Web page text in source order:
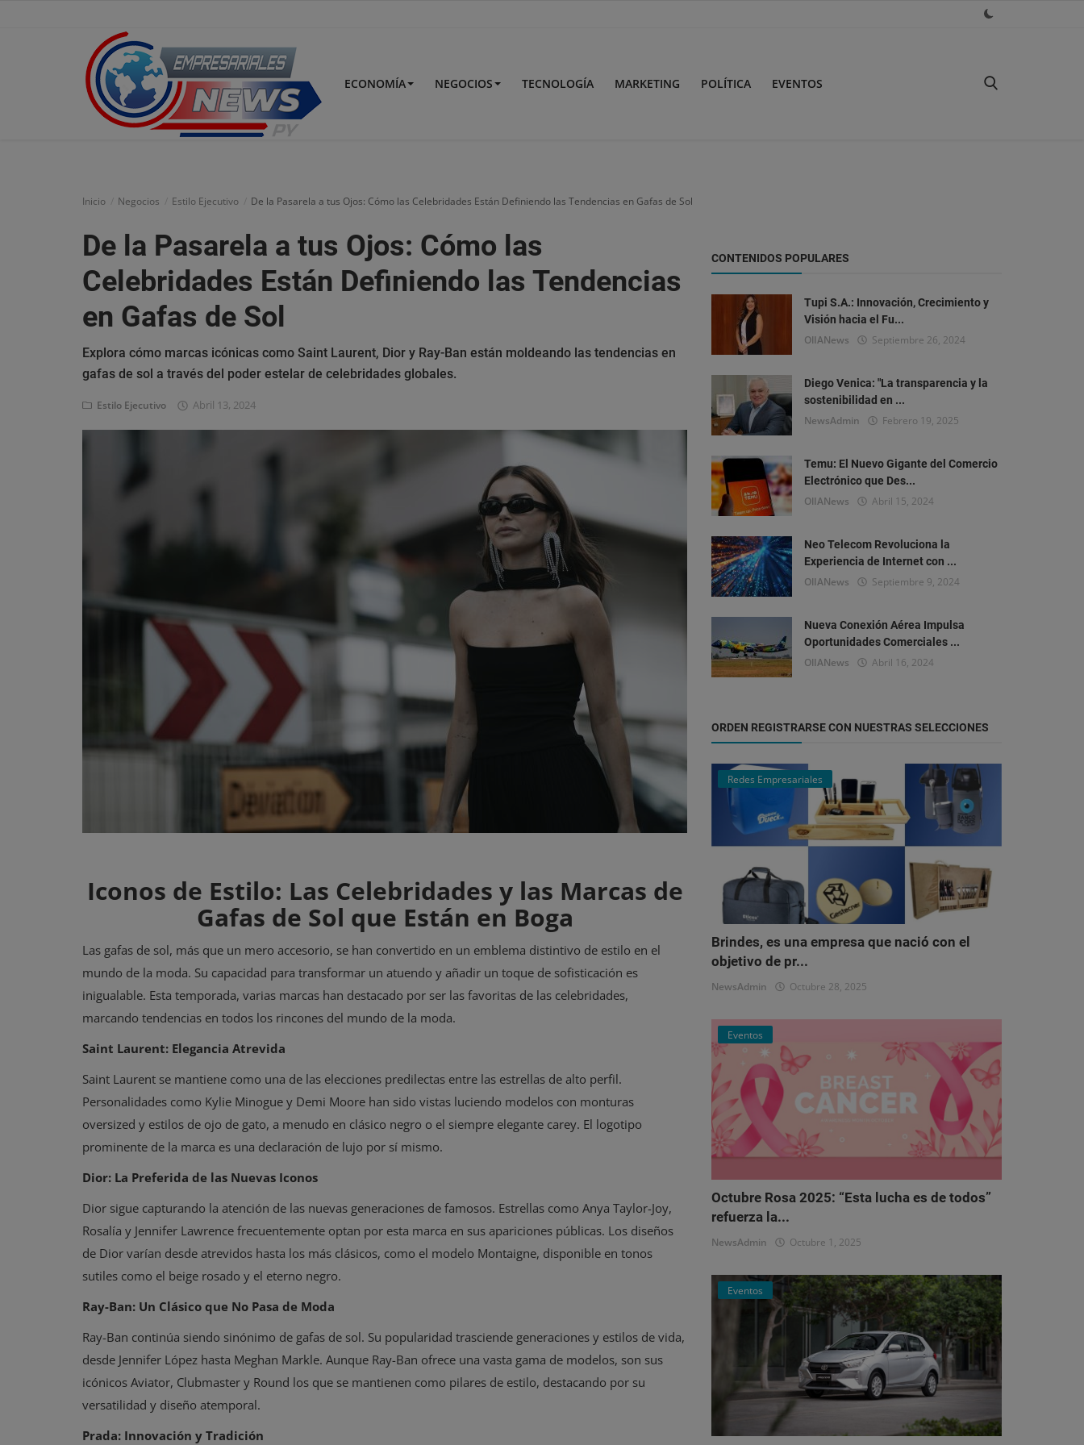
ECONOMÍA NEGOCIOS TECNOLOGÍA MARKETING POLÍTICA EVENTOS
Inicio Negocios Estilo Ejecutivo De la Pasarela a tus Ojos: Cómo las Celebridades Están Definiendo las Tendencias en Gafas de Sol
De la Pasarela a tus Ojos: Cómo las
Celebridades Están Definiendo las Tendencias
en Gafas de Sol
Explora cómo marcas icónicas como Saint Laurent, Dior y Ray-Ban están moldeando las tendencias en
gafas de sol a través del poder estelar de celebridades globales.
Estilo Ejecutivo Abril 13, 2024
Iconos de Estilo: Las Celebridades y las Marcas de
Gafas de Sol que Están en Boga
Las gafas de sol, más que un mero accesorio, se han convertido en un emblema distintivo de estilo en el
mundo de la moda. Su capacidad para transformar un atuendo y añadir un toque de sofisticación es
inigualable. Esta temporada, varias marcas han destacado por ser las favoritas de las celebridades,
marcando tendencias en todos los rincones del mundo de la moda.
Saint Laurent: Elegancia Atrevida
Saint Laurent se mantiene como una de las elecciones predilectas entre las estrellas de alto perfil.
Personalidades como Kylie Minogue y Demi Moore han sido vistas luciendo modelos con monturas
oversized y estilos de ojo de gato, a menudo en clásico negro o el siempre elegante carey. El logotipo
prominente de la marca es una declaración de lujo por sí mismo.
Dior: La Preferida de las Nuevas Iconos
Dior sigue capturando la atención de las nuevas generaciones de famosos. Estrellas como Anya Taylor-Joy,
Rosalía y Jennifer Lawrence frecuentemente optan por esta marca en sus apariciones públicas. Los diseños
de Dior varían desde atrevidos hasta los más clásicos, como el modelo Montaigne, disponible en tonos
sutiles como el beige rosado y el eterno negro.
Ray-Ban: Un Clásico que No Pasa de Moda
Ray-Ban continúa siendo sinónimo de gafas de sol. Su popularidad trasciende generaciones y estilos de vida,
desde Jennifer López hasta Meghan Markle. Aunque Ray-Ban ofrece una vasta gama de modelos, son sus
icónicos Aviator, Clubmaster y Round los que se mantienen como pilares de estilo, destacando por su
versatilidad y diseño atemporal.
Prada: Innovación y Tradición
CONTENIDOS POPULARES
Tupi S.A.: Innovación, Crecimiento y
Visión hacia el Fu...
OlIANews Septiembre 26, 2024
Diego Venica: "La transparencia y la
sostenibilidad en ...
NewsAdmin Febrero 19, 2025
Temu: El Nuevo Gigante del Comercio
Electrónico que Des...
OlIANews Abril 15, 2024
Neo Telecom Revoluciona la
Experiencia de Internet con ...
OlIANews Septiembre 9, 2024
Nueva Conexión Aérea Impulsa
Oportunidades Comerciales ...
OlIANews Abril 16, 2024
ORDEN REGISTRARSE CON NUESTRAS SELECCIONES
Redes Empresariales
Brindes, es una empresa que nació con el
objetivo de pr...
NewsAdmin Octubre 28, 2025
Eventos
Octubre Rosa 2025: “Esta lucha es de todos”
refuerza la...
NewsAdmin Octubre 1, 2025
Eventos